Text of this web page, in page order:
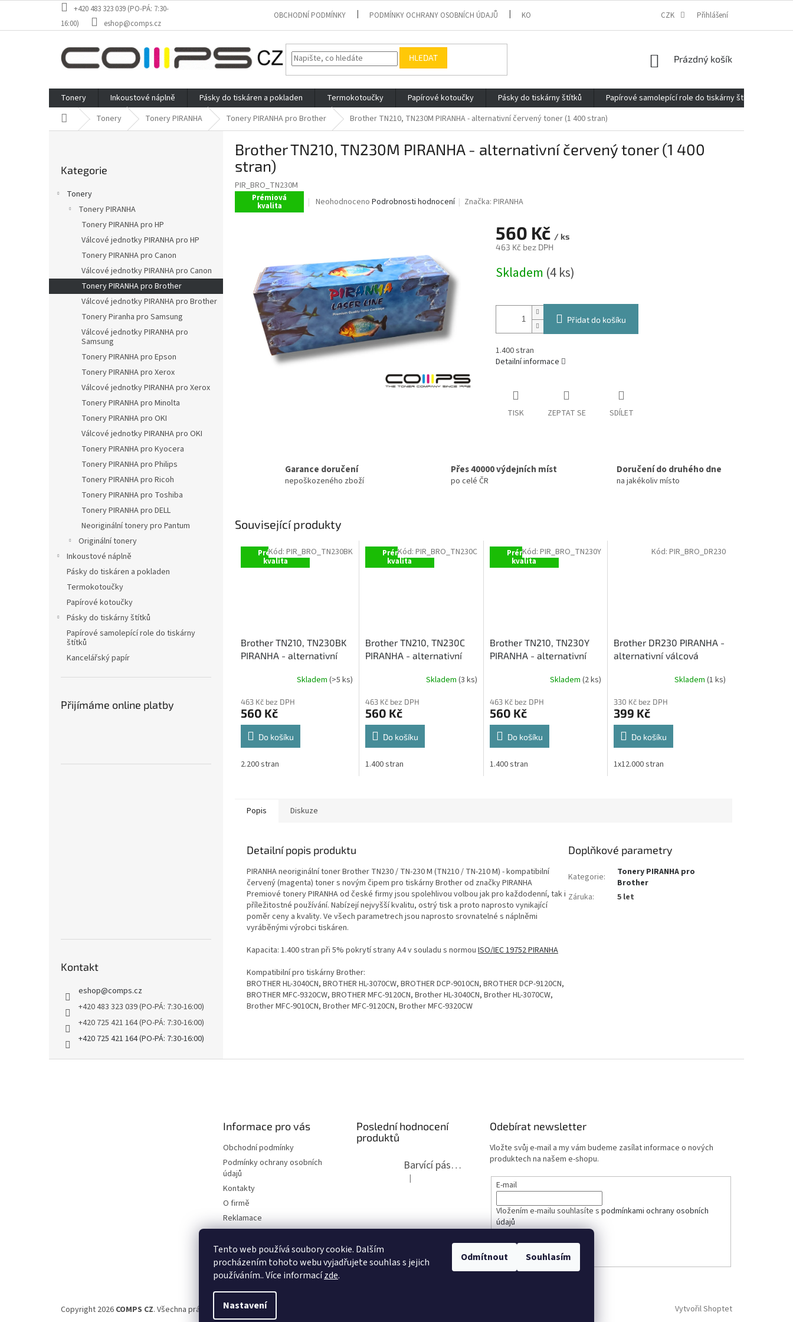
Tento web používá soubory cookie. Dalším
procházením tohoto webu vyjadřujete souhlas s jejich
používáním.. Více informacízde.
Nastavení
Odmítnout Souhlasím
obsah
+420 483 323 039 (PO-PÁ: 7:30-
16:00)
eshop@comps.cz
OBCHODNÍ PODMÍNKY PODMÍNKY OCHRANY OSOBNÍCH ÚDAJŮ KONTAKTY REKLAMACE ELEKTROMOBILITA 2020
CZK Přihlášení
HLEDAT
NÁKUPNÍ
Prázdný košík
Tonery Inkoustové náplně Pásky do tiskáren a pokladen Termokotoučky Papírové kotoučky Pásky do tiskárny štítků Papírové samolepící role do tiskárny štítků
Domů Tonery Tonery PIRANHA Tonery PIRANHA pro Brother Brother TN210, TN230M PIRANHA - alternativní červený toner (1 400 stran)
n
e
kategorie
Kategorie
Tonery
Tonery PIRANHA
Tonery PIRANHA pro HP
Válcové jednotky PIRANHA pro HP
Tonery PIRANHA pro Canon
Válcové jednotky PIRANHA pro Canon
Tonery PIRANHA pro Brother
Válcové jednotky PIRANHA pro Brother
Tonery Piranha pro Samsung
Válcové jednotky PIRANHA pro
Samsung
Tonery PIRANHA pro Epson
Tonery PIRANHA pro Xerox
Válcové jednotky PIRANHA pro Xerox
Tonery PIRANHA pro Minolta
Tonery PIRANHA pro OKI
Válcové jednotky PIRANHA pro OKI
Tonery PIRANHA pro Kyocera
Tonery PIRANHA pro Philips
Tonery PIRANHA pro Ricoh
Tonery PIRANHA pro Toshiba
Tonery PIRANHA pro DELL
Neoriginální tonery pro Pantum
Originální tonery
Inkoustové náplně
Pásky do tiskáren a pokladen
Termokotoučky
Papírové kotoučky
Pásky do tiskárny štítků
Papírové samolepící role do tiskárny
štítků
Kancelářský papír
Přijímáme online platby
Kontakt
eshop@comps.cz
+420 483 323 039 (PO-PÁ: 7:30-16:00)
+420 725 421 164 (PO-PÁ: 7:30-16:00)
+420 725 421 164 (PO-PÁ: 7:30-16:00)
Brother TN210, TN230M PIRANHA - alternativní červený toner (1 400
stran)
PIR_BRO_TN230M
Prémiová
kvalita
Průměrné
5
hvězdiček.
Neohodnoceno Podrobnosti hodnocení Značka:PIRANHA
560 Kč / ks
463 Kč bez DPH
cena:
Skladem (4 ks)
Přidat do košíku
1.400 stran
Detailní informace
TISK ZEPTAT SE SDÍLET
Garance doručení
nepoškozeného zboží
Přes 40000 výdejních míst
po celé ČR
Doručení do druhého dne
na jakékoliv místo
Související produkty
Prémiová
kvalita
Brother TN210, TN230BK
PIRANHA - alternativní
Skladem (>5 ks)
463 Kč bez DPH
560 Kč
Do košíku
2.200 stran
Kód: PIR_BRO_TN230BK Prémiová
kvalita
Brother TN210, TN230C
PIRANHA - alternativní
Skladem (3 ks)
463 Kč bez DPH
560 Kč
Do košíku
1.400 stran
Kód: PIR_BRO_TN230C Prémiová
kvalita
Brother TN210, TN230Y
PIRANHA - alternativní
Skladem(2 ks)
463 Kč bez DPH
560 Kč
Do košíku
1.400 stran
Kód:PIR_BRO_TN230Y
Brother DR230 PIRANHA -
alternativní válcová
Skladem (1 ks)
330 Kč bez DPH
399 Kč
Do košíku
1x12.000 stran
Kód: PIR_BRO_DR230
Popis Diskuze
Detailní popis produktu
PIRANHA neoriginální toner Brother TN230 / TN-230 M (TN210 / TN-210 M) - kompatibilní
červený (magenta) toner s novým čipem pro tiskárny Brother od značky PIRANHA
Premiové tonery PIRANHA od české firmy jsou spolehlivou volbou jak pro každodenní, tak i
příležitostné používání. Nabízejí nejvyšší kvalitu, ostrý tisk a proto naprosto vynikající
poměr ceny a kvality. Ve všech parametrech jsou naprosto srovnatelné s náplněmi
vyráběnými výrobci tiskáren.
Kapacita: 1.400 stran při 5% pokrytí strany A4 v souladu s normou ISO/IEC 19752 PIRANHA
Kompatibilní pro tiskárny Brother:
BROTHER HL-3040CN, BROTHER HL-3070CW, BROTHER DCP-9010CN, BROTHER DCP-9120CN,
BROTHER MFC-9320CW, BROTHER MFC-9120CN, Brother HL-3040CN, Brother HL-3070CW,
Brother MFC-9010CN, Brother MFC-9120CN, Brother MFC-9320CW
Doplňkové parametry
Kategorie:
Tonery PIRANHA pro
Brother
Záruka: 5 let
Informace pro vás
Obchodní podmínky
Podmínky ochrany osobních
údajů
Kontakty
O firmě
Reklamace
Elektromobilita 2020
Certifikáty
Možnosti dopravy
Poslední hodnocení
produktů
Barvící páska pro psací stroje DIN 1, DIN 13/10, LAND, PA červenočerná
Hodnocení produktu je 5 z 5 hvězdiček.
|
Odebírat newsletter
Vložte svůj e-mail a my vám budeme zasílat informace o nových
produktech na našem e-shopu.
E-mail
Vložením e-mailu souhlasíte spodmínkami ochrany osobních
údajů
Vytvořil Shoptet
Copyright 2026 COMPS CZ. Všechna práva vyhrazena.